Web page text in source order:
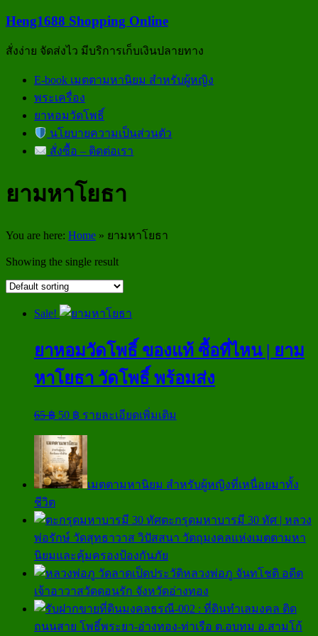
Skip
content
Heng1688 Shopping Online
สั่งง่าย จัดส่งไว มีบริการเก็บเงินปลายทาง
Menu
E-book เมตตามหานิยม สำหรับผู้หญิง
พระเครื่อง
ยาหอมวัดโพธิ์
นโยบายความเป็นส่วนตัว
สั่งซื้อ – ติดต่อเรา
ยามหาโยธา
You are here: Home » ยามหาโยธา
Showing the single result
Sale!
ยาหอมวัดโพธิ์ ของแท้ ซื้อที่ไหน | ยาม
หาโยธา วัดโพธิ์ พร้อมส่ง
65฿ Original
price
was:
65 ฿.
50 ฿ Current
price
is:
50 ฿.
รายละเอียดเพิ่มเติม
เมตตามหานิยม สำหรับผู้หญิงที่เหนื่อยมาทั้ง
ชีวิต
ตะกรุดมหาบารมี 30 ทัศ | หลวง
พ่อรักษ์ วัดสุทธาวาส วิปัสสนา วัตถุมงคลแห่งเมตตามหา
นิยมและคุ้มครองป้องกันภัย
ประวัติหลวงพ่อภู จันทโชติ อดีต
เจ้าอาวาสวัดดอนรัก จังหวัดอ่างทอง
มงคลธรณี-002 : ที่ดินทำเลมงคล ติด
ถนนสาย โพธิ์พระยา-อ่างทอง-ท่าเรือ ต.อบทม อ.สามโก้